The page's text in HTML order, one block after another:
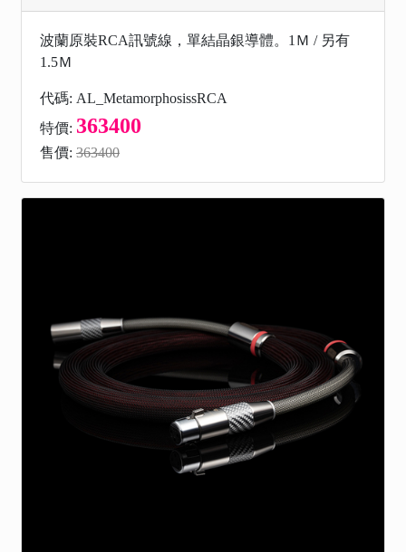
波蘭原裝RCA訊號線，單結晶銀導體。1Ｍ / 另有
1.5Ｍ
代碼: AL_MetamorphosissRCA
特價: 363400
售價: 363400